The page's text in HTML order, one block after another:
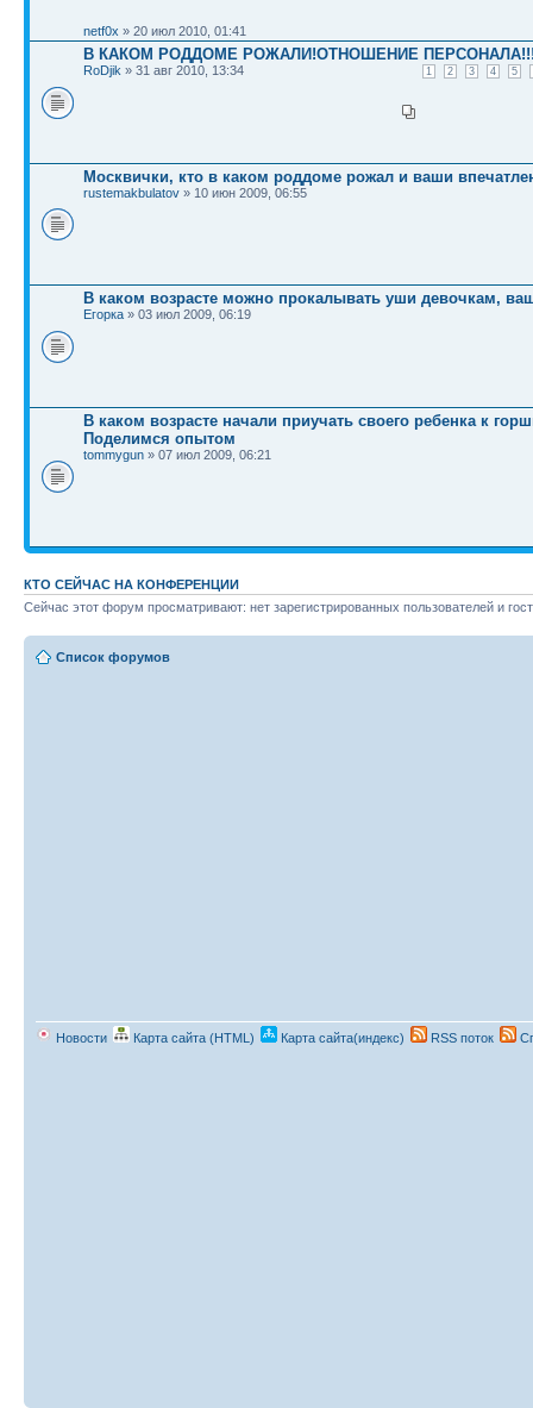
netf0x » 20 июл 2010, 01:41
В КАКОМ РОДДОМЕ РОЖАЛИ!ОТНОШЕНИЕ
1 2 3 4 5
RoDjik » 31 авг 2010, 13:34
Москвички, кто в каком роддоме рожал и ваши
rustemakbulatov » 10 июн 2009, 06:55
В каком возрасте можно прокалывать уши девочкам,
Егорка » 03 июл 2009, 06:19
В каком возрасте начали приучать своего ребенка к
Поделимся опытом
tommygun » 07 июл 2009, 06:21
КТО СЕЙЧАС НА КОНФЕРЕНЦИИ
Сейчас этот форум просматривают: нет зарегистрированных пользователей и
Список форумов
Новости Карта сайта (HTML) Карта сайта(индекс) RSS поток